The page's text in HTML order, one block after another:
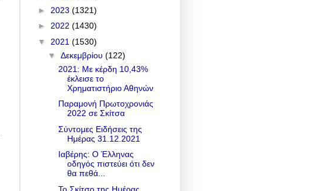
► 2023 (1321)
► 2022 (1430)
▼ 2021 (1530)
▼ Δεκεμβρίου (122)
2021: Με κέρδη 10,43%
έκλεισε το
Χρηματιστήριο Αθηνών
Παραμονή Πρωτοχρονιάς
2022 σε Σκίτσα
Σύντομες Ειδήσεις της
Ημέρας 31.12.2021
Ιαβέρης: Ο Έλληνας
οδηγός πιστεύει ότι δεν
θα πεθά...